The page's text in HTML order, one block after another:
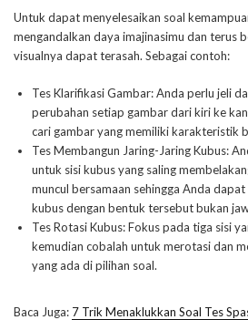
Untuk dapat menyelesaikan soal
mengandalkan daya imajinasimu dan terus
visualnya dapat terasah. Sebagai contoh:
Tes Klarifikasi Gambar: Anda perlu jeli
perubahan setiap gambar dari kiri ke
cari gambar yang memiliki karakteristik
Tes Membangun Jaring-Jaring Kubus:
untuk sisi kubus yang saling
muncul bersamaan sehingga Anda
kubus dengan bentuk tersebut bukan
Tes Rotasi Kubus: Fokus pada tiga sisi
kemudian cobalah untuk merotasi dan
yang ada di pilihan soal.
Baca Juga: 7 Trik Menaklukkan Soal Tes